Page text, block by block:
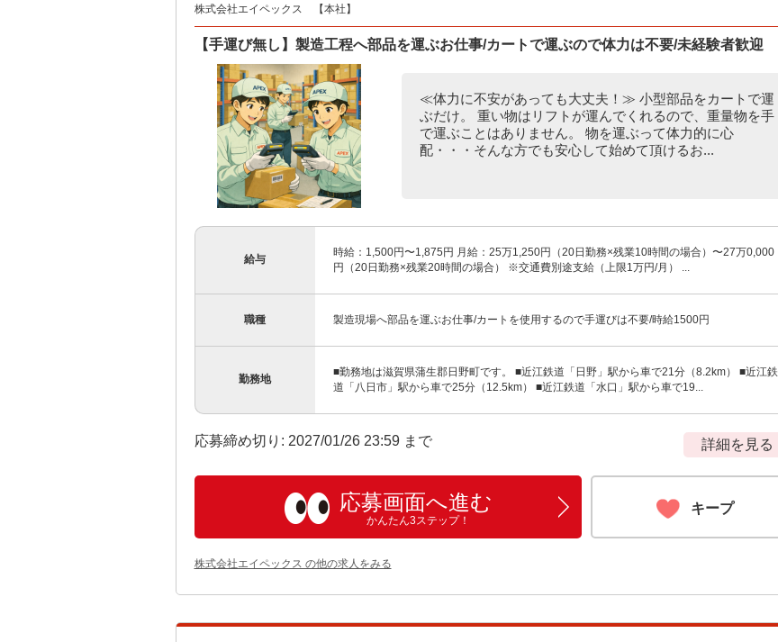
株式会社エイペックス 【本社】
【手運び無し】製造工程へ部品を運ぶお仕事/カートで運ぶので体力は不要/未経験者歓迎
≪体力に不安があっても大丈夫！≫ 小型部品をカートで運
ぶだけ。 重い物はリフトが運んでくれるので、重量物を手
で運ぶことはありません。 物を運ぶって体力的に心
配・・・そんな方でも安心して始めて頂けるお...
給与
時給：1,500円〜1,875円 月給：25万1,250円（20日勤務×残業10時間の場合）〜27万0,000
円（20日勤務×残業20時間の場合） ※交通費別途支給（上限1万円/月） ...
職種 製造現場へ部品を運ぶお仕事/カートを使用するので手運びは不要/時給1500円
勤務地
■勤務地は滋賀県蒲生郡日野町です。 ■近江鉄道「日野」駅から車で21分（8.2km） ■近江鉄
道「八日市」駅から車で25分（12.5km） ■近江鉄道「水口」駅から車で19...
応募締め切り: 2027/01/26 23:59 まで 詳細を見る
応募画面へ進む
かんたん3ステップ！
キープ
株式会社エイペックス の他の求人をみる